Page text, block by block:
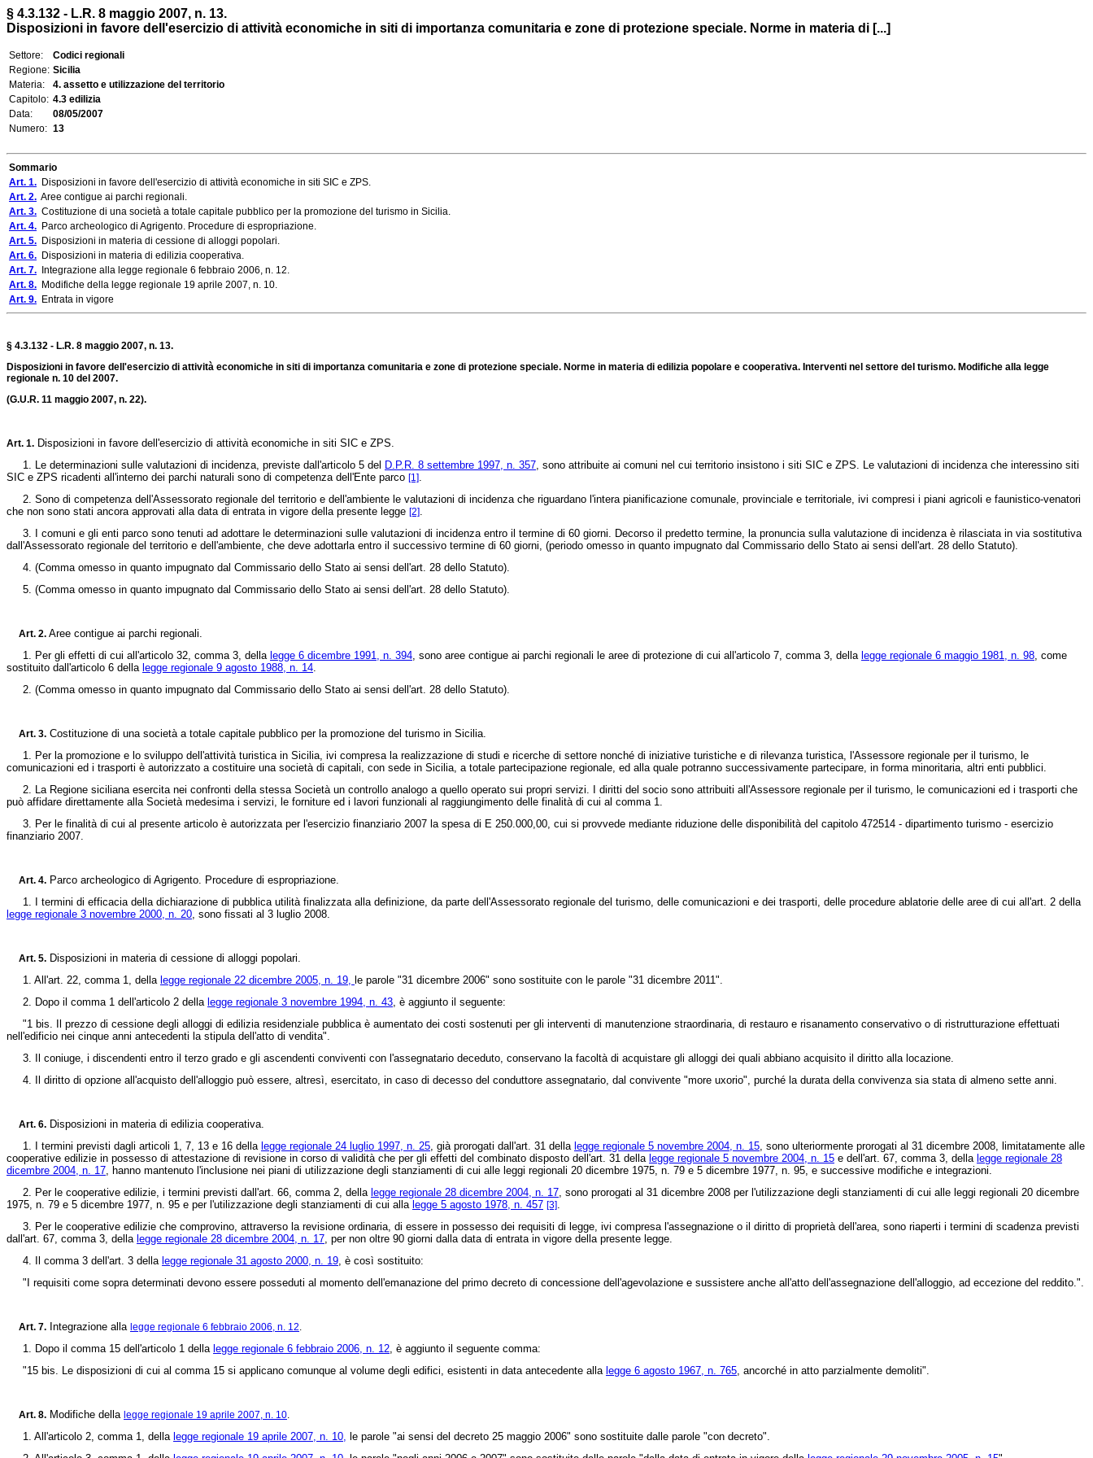
§ 4.3.132 - L.R. 8 maggio 2007, n. 13.
Disposizioni in favore dell'esercizio di attività economiche in siti di importanza comunitaria e zone di protezione speciale. Norme in materia di [...]
Settore:
Codici regionali
Regione: Sicilia
Materia:
4. assetto e utilizzazione del territorio
Capitolo: 4.3 edilizia
Data:
08/05/2007
Numero: 13
Sommario
Art. 1. Disposizioni in favore dell'esercizio di attività economiche in siti SIC e ZPS.
Art. 2. Aree contigue ai parchi regionali.
Art. 3. Costituzione di una società a totale capitale pubblico per la promozione del turismo in Sicilia.
Art. 4. Parco archeologico di Agrigento. Procedure di espropriazione.
Art. 5. Disposizioni in materia di cessione di alloggi popolari.
Art. 6. Disposizioni in materia di edilizia cooperativa.
Art. 7. Integrazione alla legge regionale 6 febbraio 2006, n. 12.
Art. 8. Modifiche della legge regionale 19 aprile 2007, n. 10.
Art. 9. Entrata in vigore
§ 4.3.132 - L.R. 8 maggio 2007, n. 13.
Disposizioni in favore dell'esercizio di attività economiche in siti di importanza comunitaria e zone di protezione speciale. Norme in materia di edilizia popolare e cooperativa. Interventi nel settore del turismo. Modifiche alla legge
regionale n. 10 del 2007.
(G.U.R. 11 maggio 2007, n. 22).
Art. 1. Disposizioni in favore dell'esercizio di attività economiche in siti SIC e ZPS.
1. Le determinazioni sulle valutazioni di incidenza, previste dall'articolo 5 del D.P.R. 8 settembre 1997, n. 357, sono attribuite ai comuni nel cui territorio insistono i siti SIC e ZPS. Le valutazioni di incidenza che interessino siti
SIC e ZPS ricadenti all'interno dei parchi naturali sono di competenza dell'Ente parco [1].
2. Sono di competenza dell'Assessorato regionale del territorio e dell'ambiente le valutazioni di incidenza che riguardano l'intera pianificazione comunale, provinciale e territoriale, ivi compresi i piani agricoli e faunistico-venatori
che non sono stati ancora approvati alla data di entrata in vigore della presente legge [2].
3. I comuni e gli enti parco sono tenuti ad adottare le determinazioni sulle valutazioni di incidenza entro il termine di 60 giorni. Decorso il predetto termine, la pronuncia sulla valutazione di incidenza è rilasciata in via sostitutiva
dall'Assessorato regionale del territorio e dell'ambiente, che deve adottarla entro il successivo termine di 60 giorni, (periodo omesso in quanto impugnato dal Commissario dello Stato ai sensi dell'art. 28 dello Statuto).
4. (Comma omesso in quanto impugnato dal Commissario dello Stato ai sensi dell'art. 28 dello Statuto).
5. (Comma omesso in quanto impugnato dal Commissario dello Stato ai sensi dell'art. 28 dello Statuto).
Art. 2. Aree contigue ai parchi regionali.
1. Per gli effetti di cui all'articolo 32, comma 3, della legge 6 dicembre 1991, n. 394, sono aree contigue ai parchi regionali le aree di protezione di cui all'articolo 7, comma 3, della legge regionale 6 maggio 1981, n. 98, come
sostituito dall'articolo 6 della legge regionale 9 agosto 1988, n. 14.
2. (Comma omesso in quanto impugnato dal Commissario dello Stato ai sensi dell'art. 28 dello Statuto).
Art. 3. Costituzione di una società a totale capitale pubblico per la promozione del turismo in Sicilia.
1. Per la promozione e lo sviluppo dell'attività turistica in Sicilia, ivi compresa la realizzazione di studi e ricerche di settore nonché di iniziative turistiche e di rilevanza turistica, l'Assessore regionale per il turismo, le
comunicazioni ed i trasporti è autorizzato a costituire una società di capitali, con sede in Sicilia, a totale partecipazione regionale, ed alla quale potranno successivamente partecipare, in forma minoritaria, altri enti pubblici.
2. La Regione siciliana esercita nei confronti della stessa Società un controllo analogo a quello operato sui propri servizi. I diritti del socio sono attribuiti all'Assessore regionale per il turismo, le comunicazioni ed i trasporti che
può affidare direttamente alla Società medesima i servizi, le forniture ed i lavori funzionali al raggiungimento delle finalità di cui al comma 1.
3. Per le finalità di cui al presente articolo è autorizzata per l'esercizio finanziario 2007 la spesa di E 250.000,00, cui si provvede mediante riduzione delle disponibilità del capitolo 472514 - dipartimento turismo - esercizio
finanziario 2007.
Art. 4. Parco archeologico di Agrigento. Procedure di espropriazione.
1. I termini di efficacia della dichiarazione di pubblica utilità finalizzata alla definizione, da parte dell'Assessorato regionale del turismo, delle comunicazioni e dei trasporti, delle procedure ablatorie delle aree di cui all'art. 2 della
legge regionale 3 novembre 2000, n. 20, sono fissati al 3 luglio 2008.
Art. 5. Disposizioni in materia di cessione di alloggi popolari.
1. All'art. 22, comma 1, della legge regionale 22 dicembre 2005, n. 19, le parole "31 dicembre 2006" sono sostituite con le parole "31 dicembre 2011".
2. Dopo il comma 1 dell'articolo 2 della legge regionale 3 novembre 1994, n. 43, è aggiunto il seguente:
"1 bis. Il prezzo di cessione degli alloggi di edilizia residenziale pubblica è aumentato dei costi sostenuti per gli interventi di manutenzione straordinaria, di restauro e risanamento conservativo o di ristrutturazione effettuati
nell'edificio nei cinque anni antecedenti la stipula dell'atto di vendita".
3. Il coniuge, i discendenti entro il terzo grado e gli ascendenti conviventi con l'assegnatario deceduto, conservano la facoltà di acquistare gli alloggi dei quali abbiano acquisito il diritto alla locazione.
4. Il diritto di opzione all'acquisto dell'alloggio può essere, altresì, esercitato, in caso di decesso del conduttore assegnatario, dal convivente "more uxorio", purché la durata della convivenza sia stata di almeno sette anni.
Art. 6. Disposizioni in materia di edilizia cooperativa.
1. I termini previsti dagli articoli 1, 7, 13 e 16 della legge regionale 24 luglio 1997, n. 25, già prorogati dall'art. 31 della legge regionale 5 novembre 2004, n. 15, sono ulteriormente prorogati al 31 dicembre 2008, limitatamente alle
cooperative edilizie in possesso di attestazione di revisione in corso di validità che per gli effetti del combinato disposto dell'art. 31 della legge regionale 5 novembre 2004, n. 15 e dell'art. 67, comma 3, della legge regionale 28
dicembre 2004, n. 17, hanno mantenuto l'inclusione nei piani di utilizzazione degli stanziamenti di cui alle leggi regionali 20 dicembre 1975, n. 79 e 5 dicembre 1977, n. 95, e successive modifiche e integrazioni.
2. Per le cooperative edilizie, i termini previsti dall'art. 66, comma 2, della legge regionale 28 dicembre 2004, n. 17, sono prorogati al 31 dicembre 2008 per l'utilizzazione degli stanziamenti di cui alle leggi regionali 20 dicembre
1975, n. 79 e 5 dicembre 1977, n. 95 e per l'utilizzazione degli stanziamenti di cui alla legge 5 agosto 1978, n. 457 [3].
3. Per le cooperative edilizie che comprovino, attraverso la revisione ordinaria, di essere in possesso dei requisiti di legge, ivi compresa l'assegnazione o il diritto di proprietà dell'area, sono riaperti i termini di scadenza previsti
dall'art. 67, comma 3, della legge regionale 28 dicembre 2004, n. 17, per non oltre 90 giorni dalla data di entrata in vigore della presente legge.
4. Il comma 3 dell'art. 3 della legge regionale 31 agosto 2000, n. 19, è così sostituito:
"I requisiti come sopra determinati devono essere posseduti al momento dell'emanazione del primo decreto di concessione dell'agevolazione e sussistere anche all'atto dell'assegnazione dell'alloggio, ad eccezione del reddito.".
Art. 7. Integrazione alla legge regionale 6 febbraio 2006, n. 12.
1. Dopo il comma 15 dell'articolo 1 della legge regionale 6 febbraio 2006, n. 12, è aggiunto il seguente comma:
"15 bis. Le disposizioni di cui al comma 15 si applicano comunque al volume degli edifici, esistenti in data antecedente alla legge 6 agosto 1967, n. 765, ancorché in atto parzialmente demoliti".
Art. 8. Modifiche della legge regionale 19 aprile 2007, n. 10.
1. All'articolo 2, comma 1, della legge regionale 19 aprile 2007, n. 10, le parole "ai sensi del decreto 25 maggio 2006" sono sostituite dalle parole "con decreto".